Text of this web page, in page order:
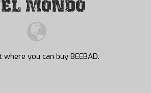
where you can buy BEEBAD.